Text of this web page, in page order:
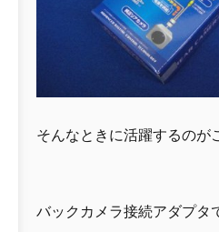
そんなときに活躍するのが
バックカメラ接続アダプタ